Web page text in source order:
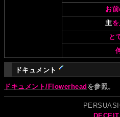
お
主
と
ドキュメント
ドキュメント/Flowerhead を参照。